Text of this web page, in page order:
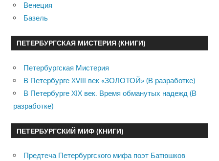
Венеция
Базель
ПЕТЕРБУРГСКАЯ МИСТЕРИЯ (КНИГИ)
Петербургская Мистерия
В Петербурге XVIII век «ЗОЛОТОЙ» (В разработке)
В Петербурге XIX век. Время обманутых надежд (В
разработке)
ПЕТЕРБУРГСКИЙ МИФ (КНИГИ)
Предтеча Петербургского мифа поэт Батюшков